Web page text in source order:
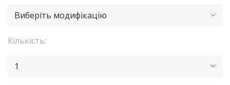
Виберіть модифікацію
Кількість:
1